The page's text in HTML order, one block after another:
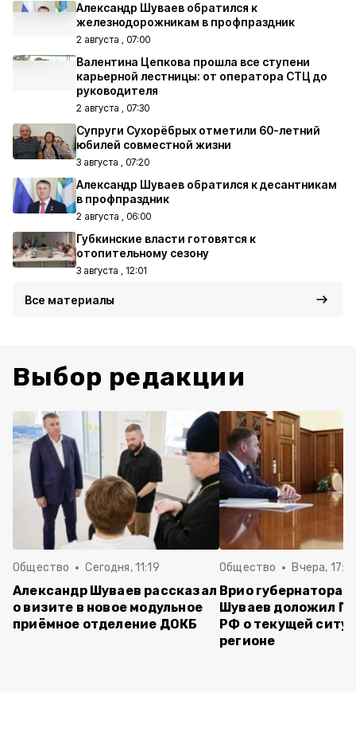
Александр Шуваев обратился к
железнодорожникам в профпраздник
2 августа , 07:00
Валентина Цепкова прошла все ступени
карьерной лестницы: от оператора СТЦ до
руководителя
2 августа , 07:30
Супруги Сухорёбрых отметили 60-летний
юбилей совместной жизни
3 августа , 07:20
Александр Шуваев обратился к десантникам
в профпраздник
2 августа , 06:00
Губкинские власти готовятся к
отопительному сезону
3 августа , 12:01
Все материалы
Выбор редакции
Общество Сегодня, 11:19
Александр Шуваев рассказал
о визите в новое модульное
приёмное отделение ДОКБ
Общество Вчера,
Врио губернатора
Шуваев доложил
РФ о текущей
регионе